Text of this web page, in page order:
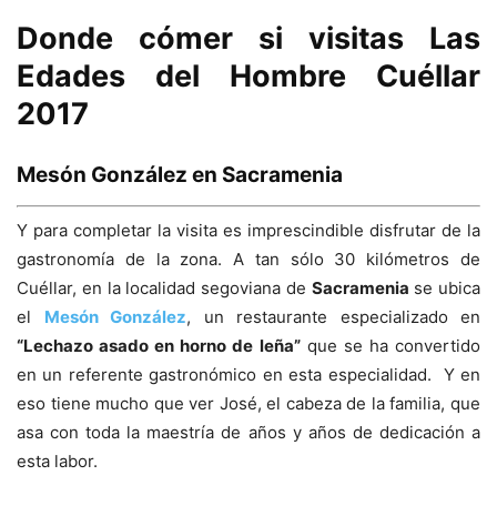
Donde cómer si visitas Las
Edades del Hombre Cuéllar
2017
Mesón González en Sacramenia
Y para completar la visita es imprescindible disfrutar de la
gastronomía de la zona. A tan sólo 30 kilómetros de
Cuéllar, en la localidad segoviana de Sacramenia se ubica
el Mesón González, un restaurante especializado en
“Lechazo asado en horno de leña”que se ha convertido
en un referente gastronómico en esta especialidad. Y en
eso tiene mucho que ver José, el cabeza de la familia, que
asa con toda la maestría de años y años de dedicación a
esta labor.